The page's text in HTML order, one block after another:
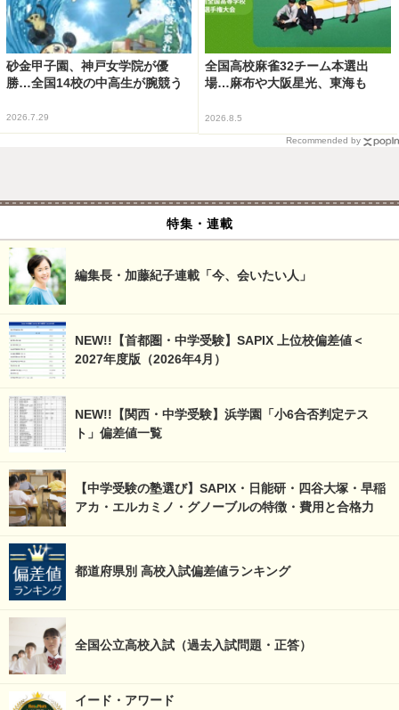
砂金甲子園、神戸女学院が優
勝…全国14校の中高生が腕競う
2026.7.29
全国高校麻雀32チーム本選出
場…麻布や大阪星光、東海も
2026.8.5
Recommended by
特集・連載
編集長・加藤紀子連載「今、会いたい人」
NEW!!【首都圏・中学受験】SAPIX 上位校偏差値＜
2027年度版（2026年4月）
NEW!!【関西・中学受験】浜学園「小6合否判定テス
ト」偏差値一覧
【中学受験の塾選び】SAPIX・日能研・四谷大塚・早稲
アカ・エルカミノ・グノーブルの特徴・費用と合格力
都道府県別 高校入試偏差値ランキング
全国公立高校入試（過去入試問題・正答）
イード・アワード